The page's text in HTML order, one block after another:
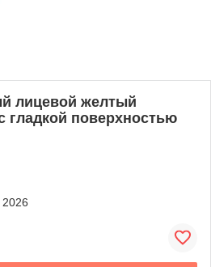
лицевой желтый
гладкой поверхностью
2026